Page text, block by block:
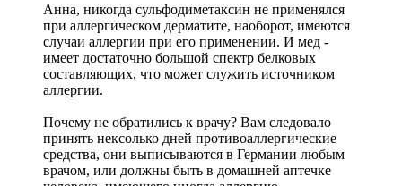
Анна, никогда сульфодиметаксин не применялся
при аллергическом дерматите, наоборот, имеются
случаи аллергии при его применении. И мед -
имеет достаточно большой спектр белковых
составляющих, что может служить источником
аллергии.
Почему не обратились к врачу? Вам следовало
принять нексолько дней противоаллергические
средства, они выписываются в Германии любым
врачом, или должны быть в домашней аптечке